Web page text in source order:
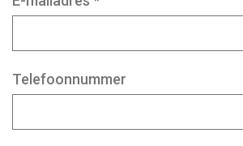
Telefoonnummer